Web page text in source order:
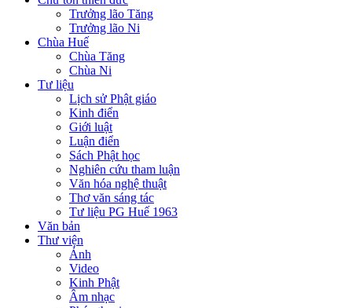
Trưởng lão Tăng
Trưởng lão Ni
Chùa Huế
Chùa Tăng
Chùa Ni
Tư liệu
Lịch sử Phật giáo
Kinh điển
Giới luật
Luận điển
Sách Phật học
Nghiên cứu tham luận
Văn hóa nghệ thuật
Thơ văn sáng tác
Tư liệu PG Huế 1963
Văn bản
Thư viện
Ảnh
Video
Kinh Phật
Âm nhạc